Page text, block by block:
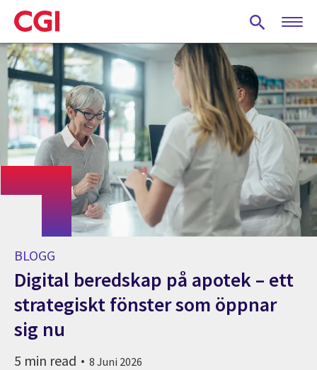
Skip
to
main
content
BLOGG
Digital beredskap på apotek – ett
strategiskt fönster som öppnar
sig nu
5 min read 8 Juni 2026